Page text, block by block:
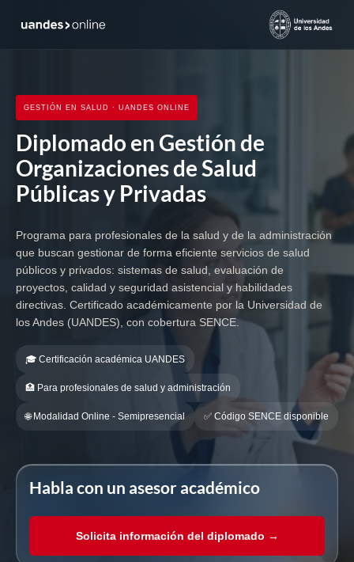
GESTIÓN EN SALUD · UANDES ONLINE
Diplomado en Gestión de
Organizaciones de Salud
Públicas y Privadas
Programa para profesionales de la salud y de la administración
que buscan gestionar de forma eficiente servicios de salud
públicos y privados: sistemas de salud, evaluación de
proyectos, calidad y seguridad asistencial y habilidades
directivas. Certificado académicamente por la Universidad de
los Andes (UANDES), con cobertura SENCE.
🎓 Certificación académica UANDES
🏥 Para profesionales de salud y administración
🌐 Modalidad Online - Semipresencial ✅ Código SENCE disponible
Habla con un asesor académico
Solicita información del diplomado →